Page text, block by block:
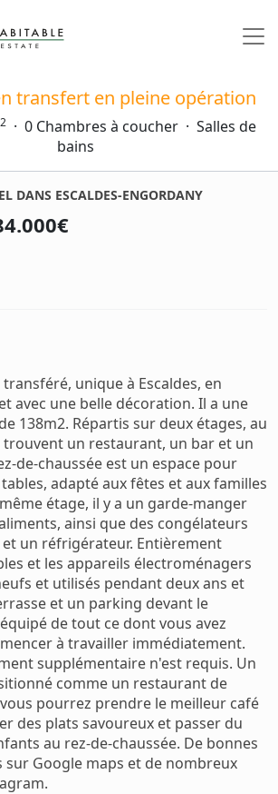
transfert en pleine opération
2 · 0 Chambres à coucher · Salles de
bains
DANS ESCALDES-ENGORDANY
unique à Escaldes, en
avec une belle décoration. Il a une
138m2. Répartis sur deux étages, au
trouvent un restaurant, un bar et un
de-chaussée est un espace pour
adapté aux fêtes et aux familles
étage, il y a un garde-manger
ainsi que des congélateurs
un réfrigérateur. Entièrement
et les appareils électroménagers
et utilisés pendant deux ans et
et un parking devant le
de tout ce dont vous avez
à travailler immédiatement.
supplémentaire n'est requis. Un
comme un restaurant de
pourrez prendre le meilleur café
des plats savoureux et passer du
au rez-de-chaussée. De bonnes
sur Google maps et de nombreux